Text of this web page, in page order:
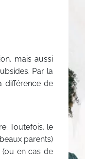
mais aussi
Par la
de
Toutefois, le
parents)
(ou en cas de